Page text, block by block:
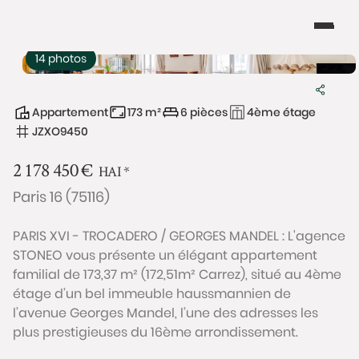
14 photos
Appartement 173 m² 6 pièces
4ème étage
JZXO9450
2 178 450€ HAI*
Paris 16 (75116)
PARIS XVI - TROCADERO / GEORGES MANDEL : L'agence
STONEO vous présente un élégant appartement
familial de 173,37 m² (172,51m² Carrez), situé au 4ème
étage d’un bel immeuble haussmannien de
l’avenue Georges Mandel, l’une des adresses les
plus prestigieuses du 16ème arrondissement.